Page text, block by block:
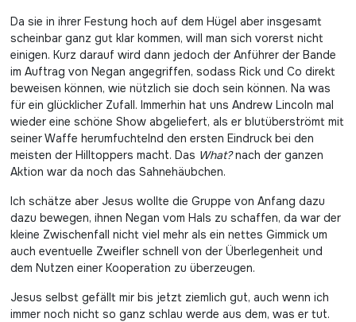
Da sie in ihrer Festung hoch auf dem Hügel aber insgesamt
scheinbar ganz gut klar kommen, will man sich vorerst nicht
einigen. Kurz darauf wird dann jedoch der Anführer der Bande
im Auftrag von Negan angegriffen, sodass Rick und Co direkt
beweisen können, wie nützlich sie doch sein können. Na was
für ein glücklicher Zufall. Immerhin hat uns Andrew Lincoln mal
wieder eine schöne Show abgeliefert, als er blutüberströmt mit
seiner Waffe herumfuchtelnd den ersten Eindruck bei den
meisten der Hilltoppers macht. Das What?nach der ganzen
Aktion war da noch das Sahnehäubchen.
Ich schätze aber Jesus wollte die Gruppe von Anfang dazu
dazu bewegen, ihnen Negan vom Hals zu schaffen, da war der
kleine Zwischenfall nicht viel mehr als ein nettes Gimmick um
auch eventuelle Zweifler schnell von der Überlegenheit und
dem Nutzen einer Kooperation zu überzeugen.
Jesus selbst gefällt mir bis jetzt ziemlich gut, auch wenn ich
immer noch nicht so ganz schlau werde aus dem, was er tut.